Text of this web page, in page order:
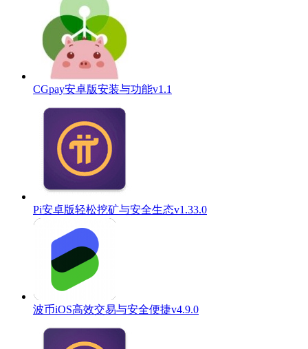
CGpay安卓版安装与功能v1.1
Pi安卓版轻松挖矿与安全生态v1.33.0
波币iOS高效交易与安全便捷v4.9.0